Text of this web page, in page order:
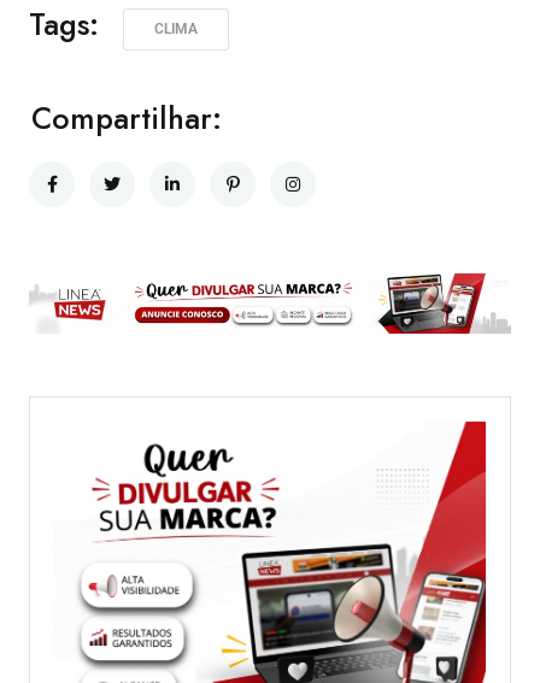
Tags: CLIMA
Compartilhar: